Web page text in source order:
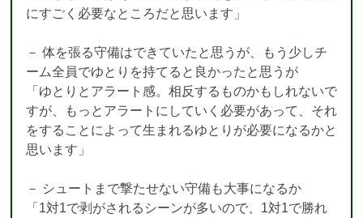
にすごく必要なところだと思います」
－ 体を張る守備はできていたと思うが、もう少しチ
ーム全員でゆとりを持てると良かったと思うが
「ゆとりとアラート感。相反するものかもしれないで
すが、もっとアラートにしていく必要があって、それ
をすることによって生まれるゆとりが必要になるかと
思います」
－ シュートまで撃たせない守備も大事になるか
「1対1で剥がされるシーンが多いので、1対1で勝れ